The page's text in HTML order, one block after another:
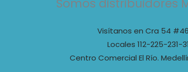
Somos distribuidores
Visítanos en Cra 54
Locales 112-225-231-
Centro Comercial El Río.